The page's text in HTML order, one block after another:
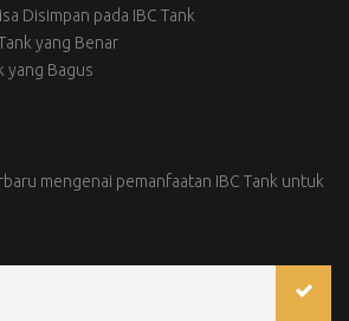
Disimpan pada IBC Tank
yang Benar
yang Bagus
mengenai pemanfaatan IBC Tank untuk